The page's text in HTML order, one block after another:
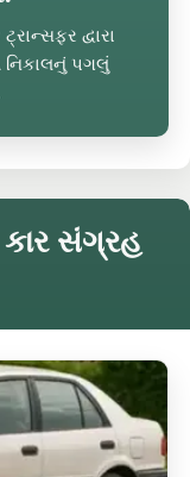
દ્વારા
પગલું
સંગ્રહ